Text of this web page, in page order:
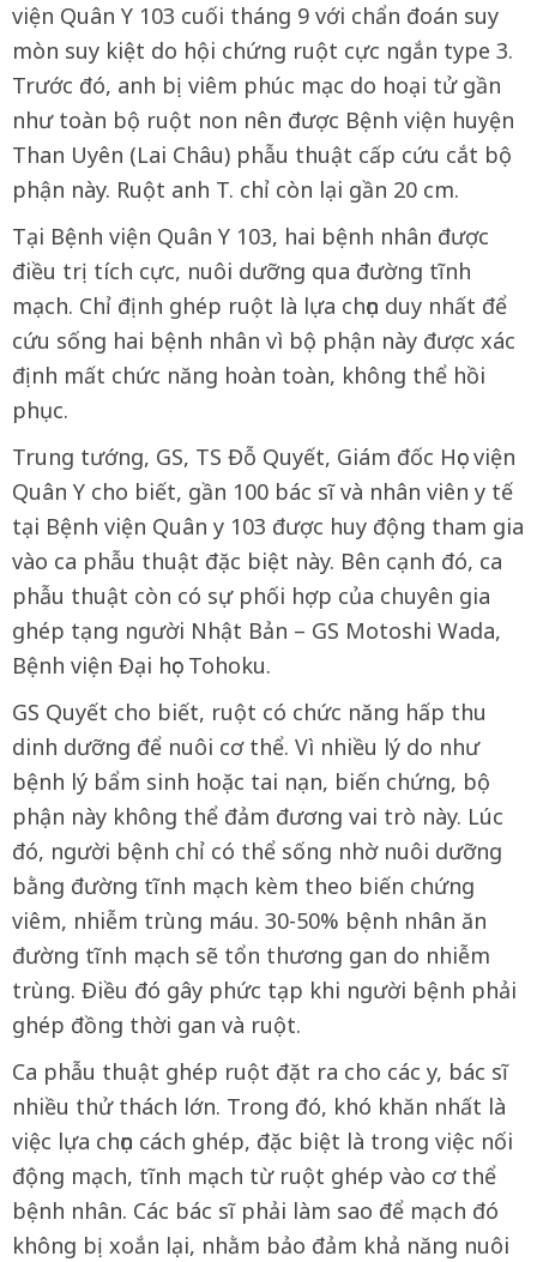
viện Quân Y 103 cuối tháng 9 với chẩn đoán suy
mòn suy kiệt do hội chứng ruột cực ngắn type 3.
Trước đó, anh bị viêm phúc mạc do hoại tử gần
như toàn bộ ruột non nên được Bệnh viện huyện
Than Uyên (Lai Châu) phẫu thuật cấp cứu cắt bộ
phận này. Ruột anh T. chỉ còn lại gần 20 cm.
Tại Bệnh viện Quân Y 103, hai bệnh nhân được
điều trị tích cực, nuôi dưỡng qua đường tĩnh
mạch. Chỉ định ghép ruột là lựa chọn duy nhất để
cứu sống hai bệnh nhân vì bộ phận này được xác
định mất chức năng hoàn toàn, không thể hồi
phục.
Trung tướng, GS, TS Đỗ Quyết, Giám đốc Học viện
Quân Y cho biết, gần 100 bác sĩ và nhân viên y tế
tại Bệnh viện Quân y 103 được huy động tham gia
vào ca phẫu thuật đặc biệt này. Bên cạnh đó, ca
phẫu thuật còn có sự phối hợp của chuyên gia
ghép tạng người Nhật Bản – GS Motoshi Wada,
Bệnh viện Đại học Tohoku.
GS Quyết cho biết, ruột có chức năng hấp thu
dinh dưỡng để nuôi cơ thể. Vì nhiều lý do như
bệnh lý bẩm sinh hoặc tai nạn, biến chứng, bộ
phận này không thể đảm đương vai trò này. Lúc
đó, người bệnh chỉ có thể sống nhờ nuôi dưỡng
bằng đường tĩnh mạch kèm theo biến chứng
viêm, nhiễm trùng máu. 30-50% bệnh nhân ăn
đường tĩnh mạch sẽ tổn thương gan do nhiễm
trùng. Điều đó gây phức tạp khi người bệnh phải
ghép đồng thời gan và ruột.
Ca phẫu thuật ghép ruột đặt ra cho các y, bác sĩ
nhiều thử thách lớn. Trong đó, khó khăn nhất là
việc lựa chọn cách ghép, đặc biệt là trong việc nối
động mạch, tĩnh mạch từ ruột ghép vào cơ thể
bệnh nhân. Các bác sĩ phải làm sao để mạch đó
không bị xoắn lại, nhằm bảo đảm khả năng nuôi